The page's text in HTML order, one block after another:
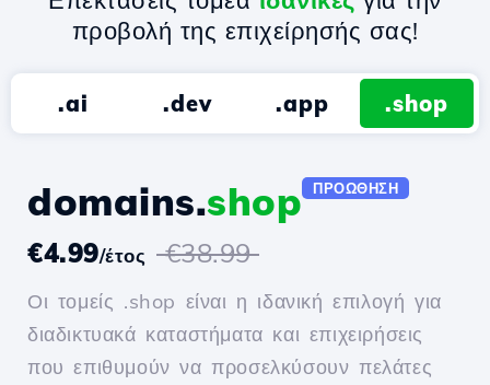
προβολή της επιχείρησής σας!
.ai .dev .app .shop
domains.shop ΠΡΟΏΘΗΣΗ
€4.99/έτος €38.99
Οι τομείς .shop είναι η ιδανική επιλογή για
διαδικτυακά καταστήματα και επιχειρήσεις
που επιθυμούν να προσελκύσουν πελάτες